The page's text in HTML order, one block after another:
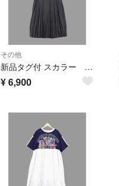
その他
新品タグ付 スカラー 162653：アメリカン風刺繍 デニム×プリーツジャンスカ
¥6,900